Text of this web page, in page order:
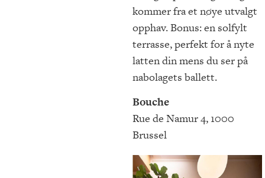
kommer fra et nøye utvalgt
opphav. Bonus: en solfylt
terrasse, perfekt for å nyte
latten din mens du ser på
nabolagets ballett.
Bouche
Rue de Namur 4, 1000
Brussel